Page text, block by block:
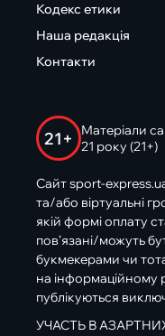
Кодекс етики
Наша редакція
Контакти
21+
Матеріали
21 року (21+)
Сайт sport-
та/або віртуальні
якій формі оплату
пов’язані/можуть
букмекерами чи
на інформаційному
публікуються
УЧАСТЬ В